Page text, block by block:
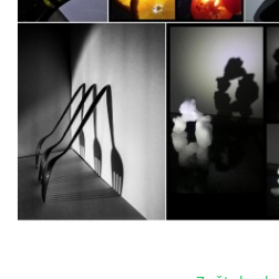
LITERÁRNĚ DRAMATICKÝ OBOR
DĚTSKÁ UMĚLECKÁ DÍLNA
PRAVIDLA PRO VEŘEJNÉ AKCE ZUŠ